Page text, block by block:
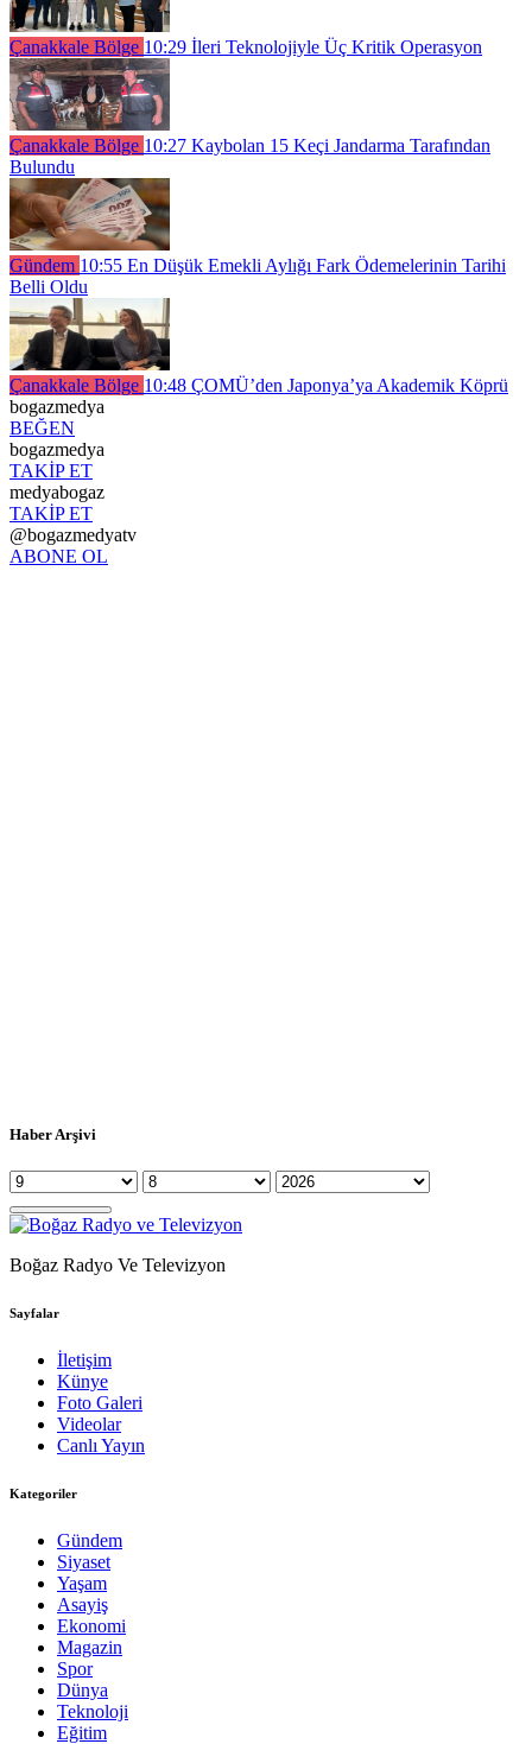
Çanakkale Bölge 10:29 İleri Teknolojiyle Üç Kritik Operasyon
Çanakkale Bölge 10:27 Kaybolan 15 Keçi Jandarma Tarafından
Bulundu
Gündem 10:55 En Düşük Emekli Aylığı Fark Ödemelerinin Tarihi
Belli Oldu
Çanakkale Bölge 10:48 ÇOMÜ’den Japonya’ya Akademik Köprü
bogazmedya
BEĞEN
bogazmedya
TAKİP ET
medyabogaz
TAKİP ET
@bogazmedyatv
ABONE OL
Haber Arşivi
Boğaz Radyo Ve Televizyon
Sayfalar
İletişim
Künye
Foto Galeri
Videolar
Canlı Yayın
Kategoriler
Gündem
Siyaset
Yaşam
Asayiş
Ekonomi
Magazin
Spor
Dünya
Teknoloji
Eğitim